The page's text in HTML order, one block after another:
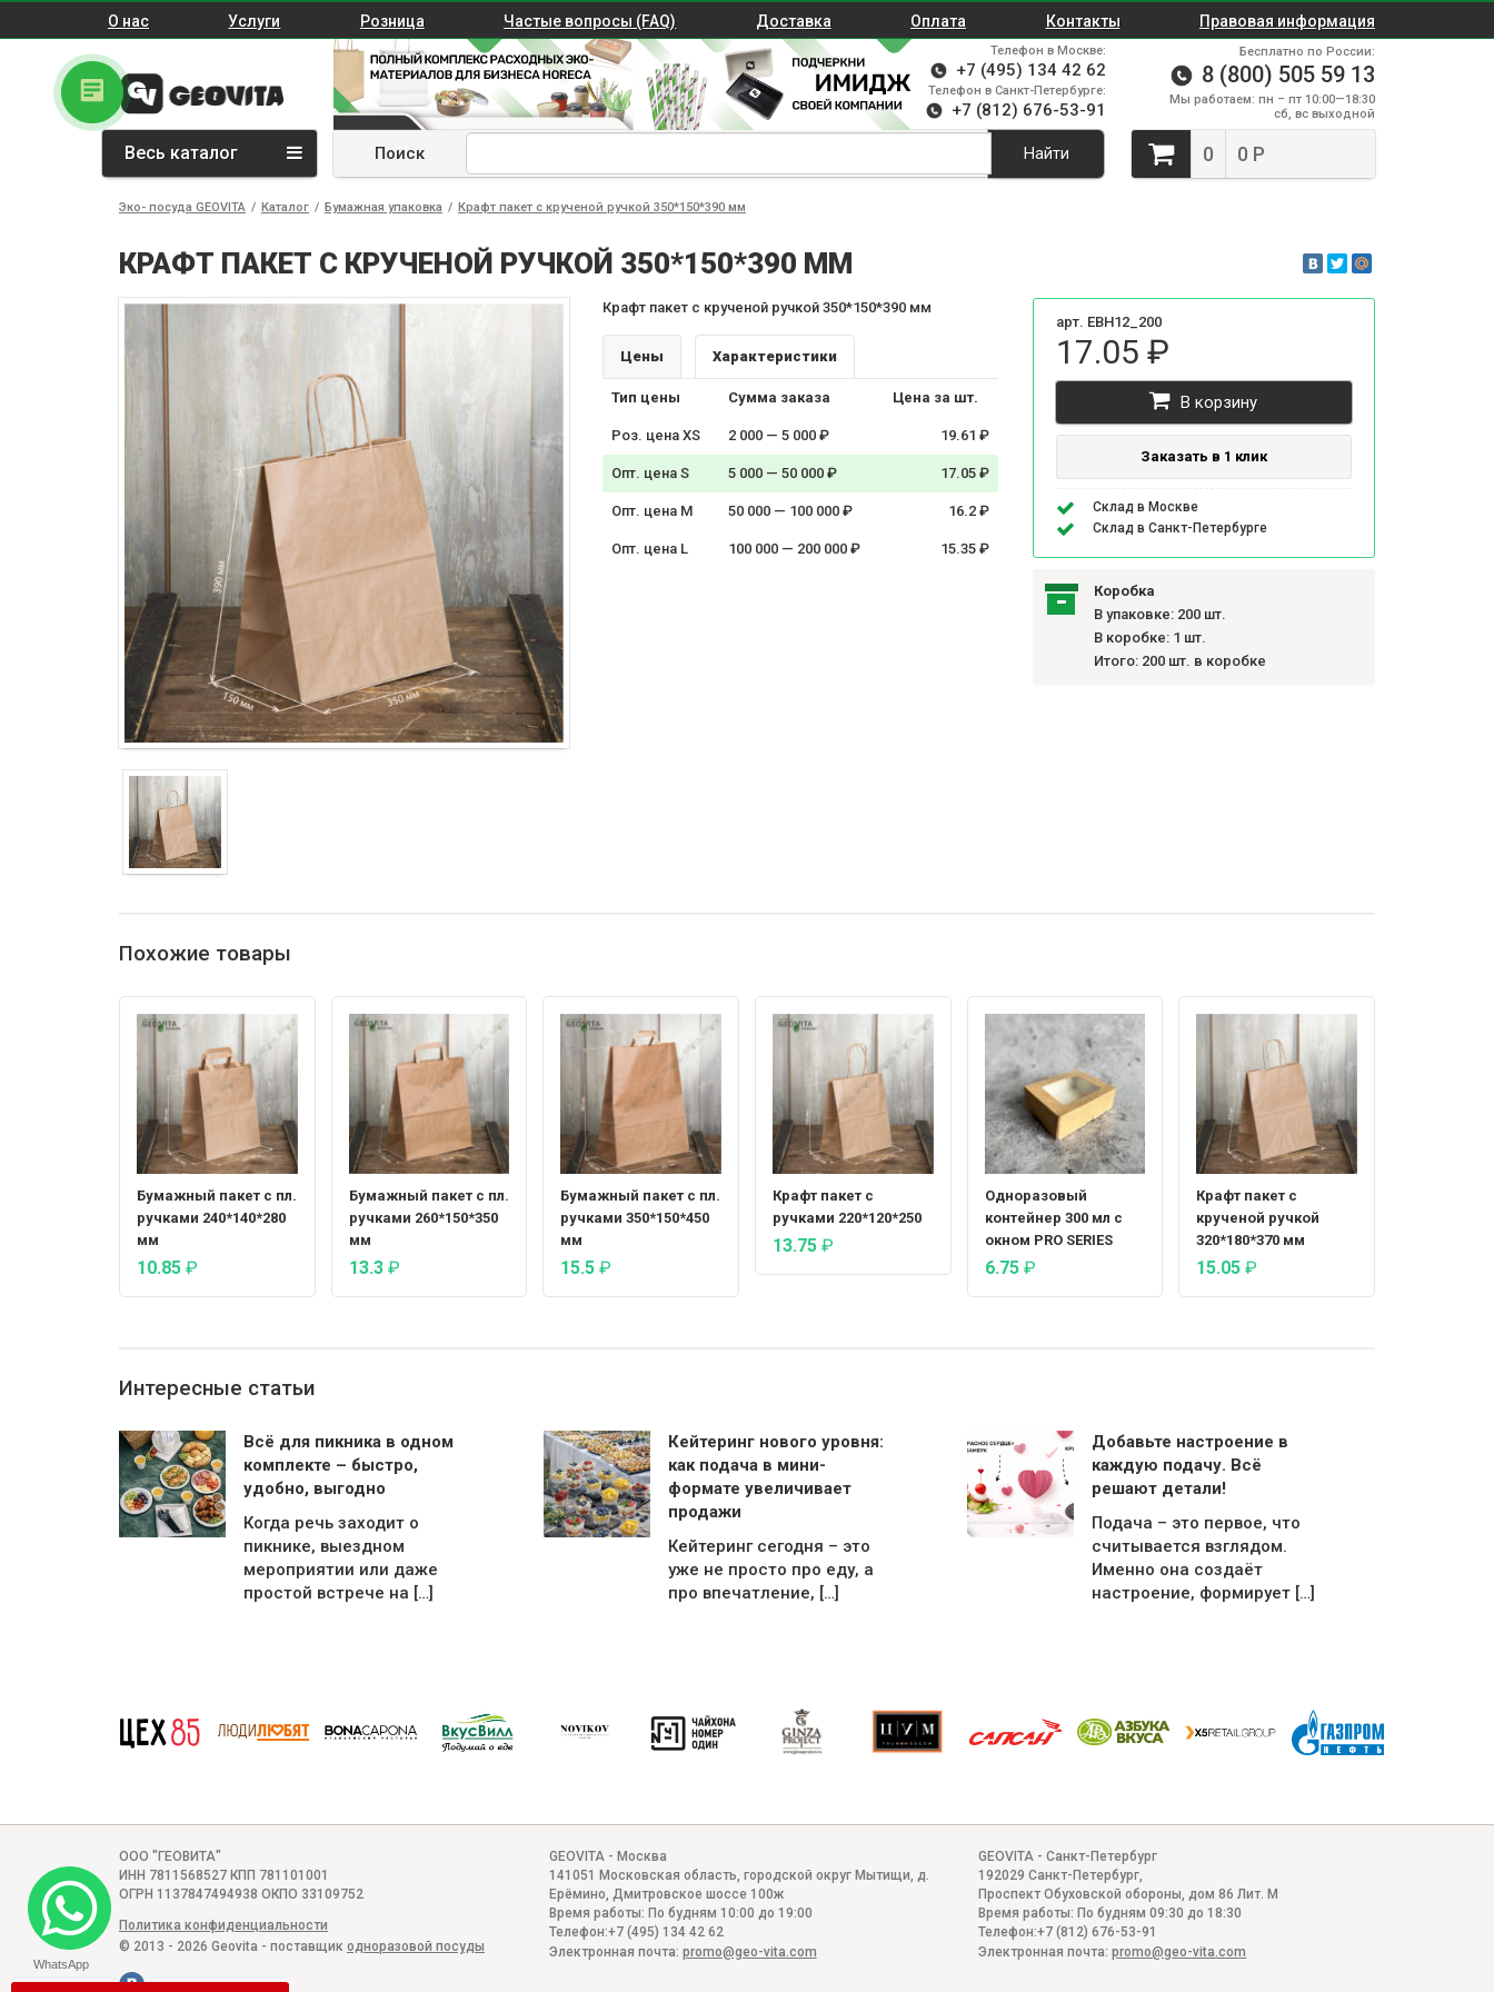
О нас Услуги Розница Частые вопросы (FAQ) Доставка Оплата Контакты Правовая информация
Телефон в Москве:
+7 (495) 134 42 62
Телефон в Санкт-Петербурге:
+7 (812) 676-53-91
Бесплатно по России:
8 (800) 505 59 13
Мы работаем: пн – пт 10:00—18:30
сб, вс выходной
Весь каталог Поиск Найти 0 0 Р
Эко- посуда GEOVITA / Каталог / Бумажная упаковка / Крафт пакет с крученой ручкой 350*150*390 мм
КРАФТ ПАКЕТ С КРУЧЕНОЙ РУЧКОЙ 350*150*390 ММ
арт. EBH12_200
17.05 ₽
В корзину
Заказать в 1 клик
Склад в Москве
Склад в Санкт-Петербурге
Коробка
В упаковке: 200 шт.
В коробке: 1 шт.
Итого: 200 шт. в коробке
Крафт пакет с крученой ручкой 350*150*390 мм
Цены Характеристики
Тип цены Сумма заказа Цена за шт.
Роз. цена XS 2 000 — 5 000 ₽ 19.61 ₽
Опт. цена S 5 000 — 50 000 ₽ 17.05 ₽
Опт. цена M 50 000 — 100 000 ₽ 16.2 ₽
Опт. цена L 100 000 — 200 000 ₽ 15.35 ₽
Похожие товары
Бумажный пакет с пл.
ручками 240*140*280
мм
10.85 ₽
Бумажный пакет с пл.
ручками 260*150*350
мм
13.3 ₽
Бумажный пакет с пл.
ручками 350*150*450
мм
15.5₽
Крафт пакет с
ручками 220*120*250
13.75 ₽
Одноразовый
контейнер 300 мл с
окном PRO SERIES
6.75 ₽
Крафт пакет с
крученой ручкой
320*180*370 мм
15.05₽
Интересные статьи
Всё для пикника в одном
комплекте – быстро,
удобно, выгодно
Когда речь заходит о
пикнике, выездном
мероприятии или даже
простой встрече на […]
Кейтеринг нового уровня:
как подача в мини-
формате увеличивает
продажи
Кейтеринг сегодня – это
уже не просто про еду, а
про впечатление, […]
Добавьте настроение в
каждую подачу. Всё
решают детали!
Подача – это первое, что
считывается взглядом.
Именно она создаёт
настроение, формирует […]
ООО "ГЕОВИТА"
ИНН 7811568527 КПП 781101001
ОГРН 1137847494938 ОКПО 33109752
Политика конфиденциальности
© 2013 - 2026 Geovita - поставщик одноразовой посуды
GEOVITA - Москва
141051 Московская область, городской округ Мытищи, д.
Ерёмино Дмитровское шоссе 100ж
Время работы: По будням 10:00 до 19:00
Телефон:+7 (495) 134 42 62
Электронная почта: promo@geo-vita.com
GEOVITA - Санкт-Петербург
192029 Санкт-Петербург
Проспект Обуховской обороны, дом 86 Лит. М
Время работы:По будням 09:30 до 18:30
Телефон:+7 (812) 676-53-91
Электронная почта:promo@geo-vita.com
WhatsApp